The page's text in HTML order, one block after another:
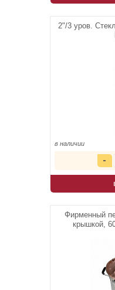
2"/3 уров.
в наличии
Фирменный
крышкой,